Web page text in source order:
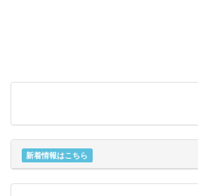
新着情報はこちら